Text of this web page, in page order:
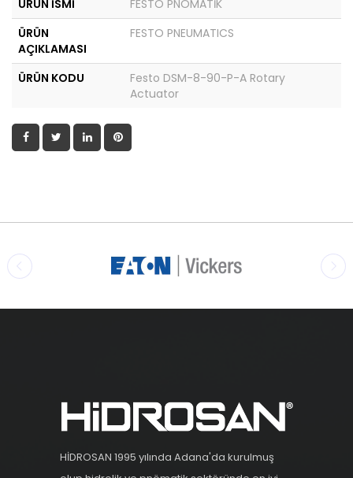
ÜRÜN İSMİ
FESTO PNÖMATİK
ÜRÜN
AÇIKLAMASI
FESTO PNEUMATICS
ÜRÜN KODU
Festo DSM-8-90-P-A Rotary
Actuator
HİDROSAN 1995 yılında Adana'da kurulmuş